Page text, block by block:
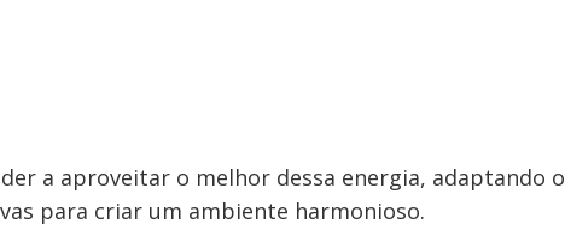
a aproveitar o melhor dessa energia, adaptando o
para criar um ambiente harmonioso.